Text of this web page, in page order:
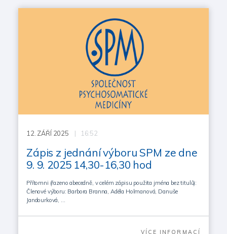
12. ZÁŘÍ 2025 | 16:52
Zápis z jednání výboru SPM ze dne
9. 9. 2025 14,30-16,30 hod
Přítomni (řazeno abecedně, v celém zápisu použita jména bez titulů):
Členové výboru: Barbora Branna, Adéla Holmanová, Danuše
Jandourková, …
VÍCE INFORMACÍ